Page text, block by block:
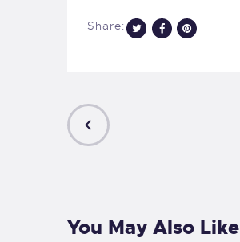
Share:
You May Also Like